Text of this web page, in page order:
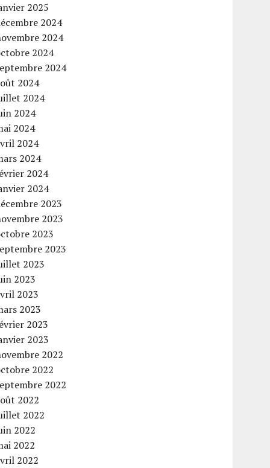
2025
2024
2024
2024
2024
2024
2024
2024
2024
2024
2024
2024
2024
2023
2023
2023
2023
2023
2023
2023
2023
2023
2023
2022
2022
2022
2022
2022
2022
2022
2022